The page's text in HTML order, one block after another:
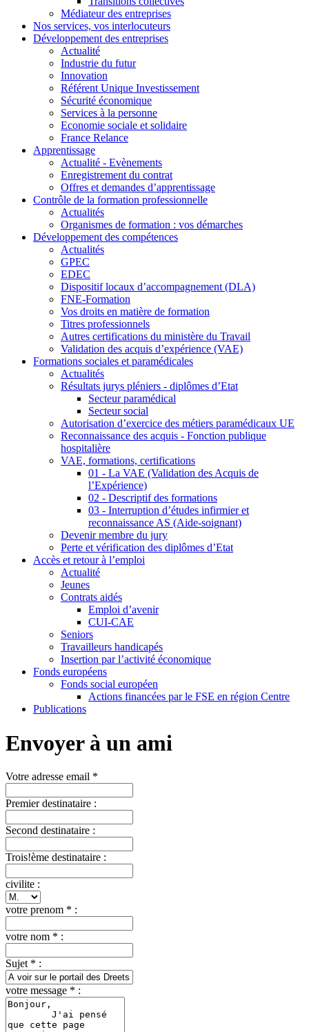
Médiateur des entreprises
Nos services, vos interlocuteurs
Développement des entreprises
Actualité
Industrie du futur
Innovation
Référent Unique Investissement
Sécurité économique
Services à la personne
Economie sociale et solidaire
France Relance
Apprentissage
Actualité - Evènements
Enregistrement du contrat
Offres et demandes d’apprentissage
Contrôle de la formation professionnelle
Actualités
Organismes de formation : vos démarches
Développement des compétences
Actualités
GPEC
EDEC
Dispositif locaux d’accompagnement (DLA)
FNE-Formation
Vos droits en matière de formation
Titres professionnels
Autres certifications du ministère du Travail
Validation des acquis d’expérience (VAE)
Formations sociales et paramédicales
Actualités
Résultats jurys pléniers - diplômes d’Etat
Secteur paramédical
Secteur social
Autorisation d’exercice des métiers paramédicaux UE
Reconnaissance des acquis - Fonction publique
hospitalière
VAE, formations, certifications
01 - La VAE (Validation des Acquis de
l’Expérience)
02 - Descriptif des formations
03 - Interruption d’études infirmier et
reconnaissance AS (Aide-soignant)
Devenir membre du jury
Perte et vérification des diplômes d’Etat
Accès et retour à l’emploi
Actualité
Jeunes
Contrats aidés
Emploi d’avenir
CUI-CAE
Seniors
Travailleurs handicapés
Insertion par l’activité économique
Fonds européens
Fonds social européen
Actions financées par le FSE en région Centre
Publications
Envoyer à un ami
Votre adresse email *
Premier destinataire :
Second destinataire :
Trois!ème destinataire :
civilite :
votre prenom * :
votre nom * :
Sujet * :
votre message * :